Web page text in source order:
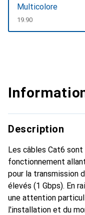
Multicolore
CHF
19.90
Description
Les câbles Cat6
fonctionnement
pour la transmission
élevés (1 Gbps). En
une attention
l'installation et du